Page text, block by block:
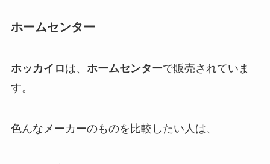
ホームセンター
ホッカイロは、 ホームセンターで販売されていま
す。
色んなメーカーのものを比較したい人は、